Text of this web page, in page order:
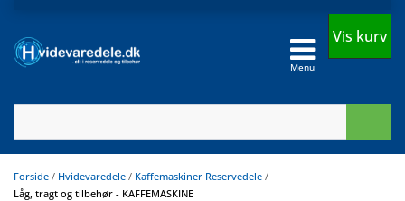
Menu
Vis kurv
Forside / Hvidevaredele / Kaffemaskiner Reservedele /
Låg, tragt og tilbehør - KAFFEMASKINE